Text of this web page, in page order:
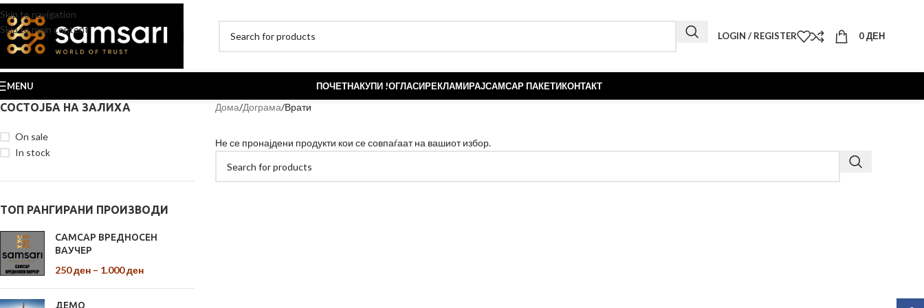
Skip to navigation
Skip to main content
LOGIN / REGISTER 0ДЕН
MENU ПОЧЕТНАКУПИ !ОГЛАСИРЕКЛАМИРАЈСАМСАР ПАКЕТИКОНТАКТ
СОСТОЈБА НА ЗАЛИХА
On sale
In stock
ТОП РАНГИРАНИ ПРОИЗВОДИ
САМСАР ВРЕДНОСЕН
ВАУЧЕР
250ден – 1.000ден
ДЕМО
Дома Дограма Врати
Не се пронајдени продукти кои се совпаѓаат на вашиот избор.